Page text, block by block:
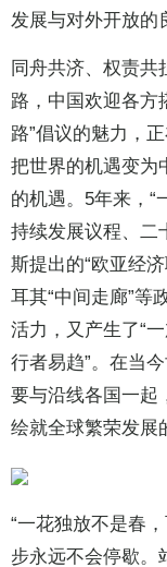
发展与对外开放的
同舟共济、权责共
路，中国欢迎各方
路”倡议的魅力，
把世界的机遇变为
的机遇。5年来，“
持续发展议程、二
斯提出的“欧亚经
耳其“中间走廊”等
活力，又产生了“
行者易趋”。在当
要与沿线各国一起
绘就全球繁荣发展
“一花独放不是春
步永远不会停歇。